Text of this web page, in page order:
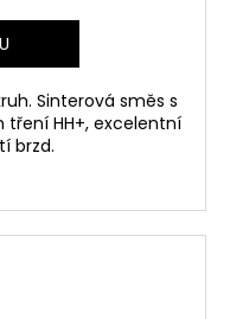
Sinterová směs s
HH+, excelentní
brzd.